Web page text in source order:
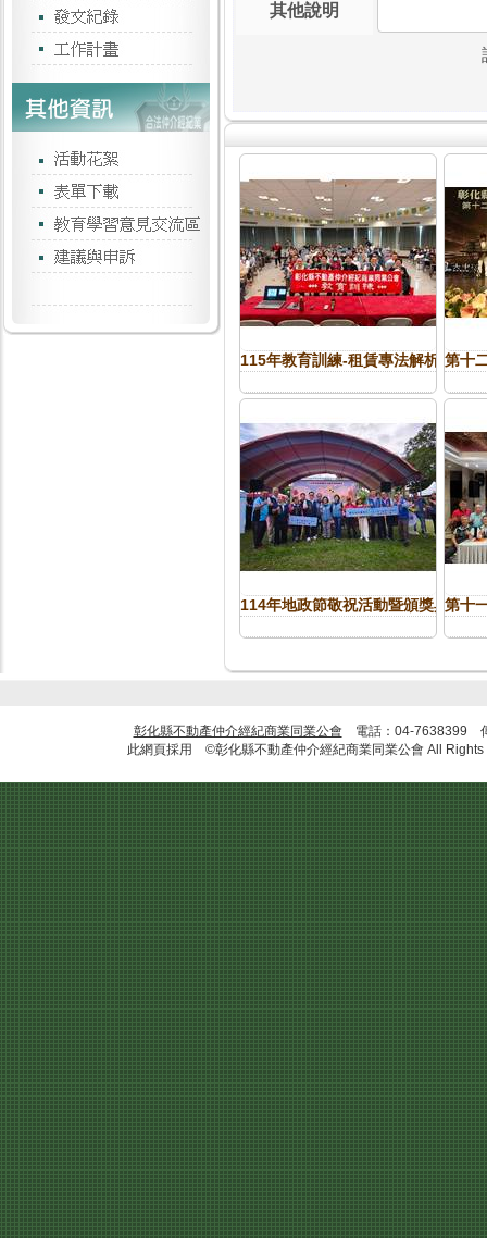
其他說明
115年教育訓練-租賃專法解析 第十
114年地政節敬祝活動暨頒獎典禮
第十
彰化縣不動產仲介經紀商業同業公會 電話：04-7638399
此網頁採用 ©彰化縣不動產仲介經紀商業同業公會 All Rights